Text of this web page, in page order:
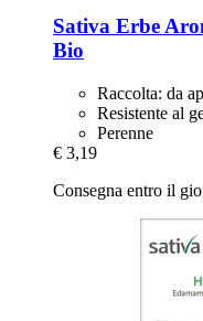
Sativa Erbe
Bio
Raccolta: da
Resistente al
Perenne
€ 3,19
Consegna entro il